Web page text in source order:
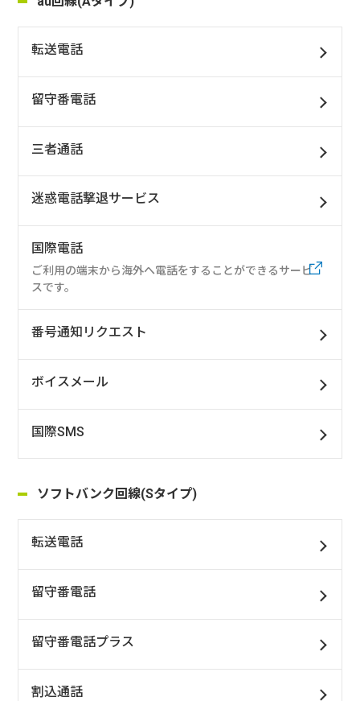
転送電話
留守番電話
三者通話
迷惑電話撃退サービス
国際電話
ご利用の端末から海外へ電話をすることができるサービ
スです。
番号通知リクエスト
ボイスメール
国際SMS
ソフトバンク回線(Sタイプ)
転送電話
留守番電話
留守番電話プラス
割込通話